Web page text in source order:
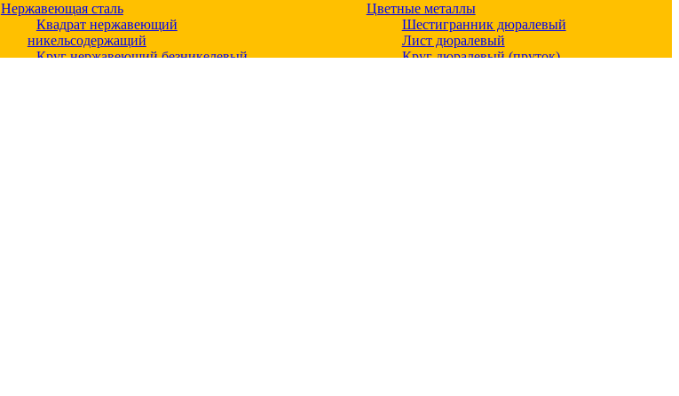
Нержавеющая сталь
Квадрат нержавеющий
никельсодержащий
Круг нержавеющий безникелевый
Цветные металлы
Шестигранник дюралевый
Лист дюралевый
Круг дюралевый (пруток)